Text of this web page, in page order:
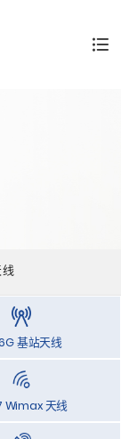
基站天线
Wimax 天线